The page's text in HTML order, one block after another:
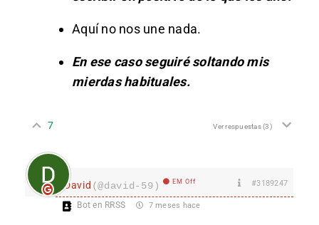
Aquí no nos une nada.
En ese caso seguiré soltando mis
mierdas habituales.
7 Ver respuestas(3)
David (@david-59) EM Off #3189247
Bot en RRSS 7 meses hace